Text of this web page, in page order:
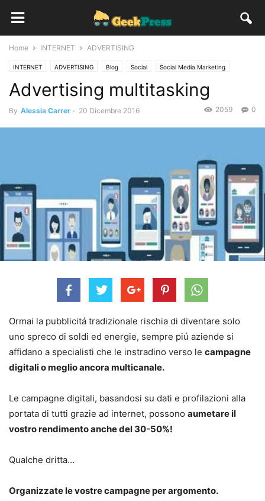
Home INTERNET ADVERTISING
INTERNET ADVERTISING Blog Social Social Media Marketing
Advertising multitasking
By Alessia Carrer - 20 Dicembre 2016 0
2059
Ormai la pubblicitá tradizionale rischia di diventare solo
uno spreco di soldi ed energie, sempre piú aziende si
affidano a specialisti che le instradino verso le campagne
digitali o meglio ancora multicanale.
Le campagne digitali, basandosi su dati e profilazioni alla
portata di tutti grazie ad internet, possono aumetare il
vostro rendimento anche del 30-50%!
Qualche dritta…
Organizzate le vostre campagne per argomento.